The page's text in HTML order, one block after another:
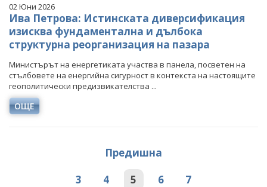
02 Юни 2026
Ива Петрова: Истинската диверсификация
изисква фундаментална и дълбока
структурна реорганизация на пазара
Министърът на енергетиката участва в панела, посветен на
стълбовете на енергийна сигурност в контекста на настоящите
геополитически предизвикателства ...
ОЩЕ
Предишна
3
4 5 6
7